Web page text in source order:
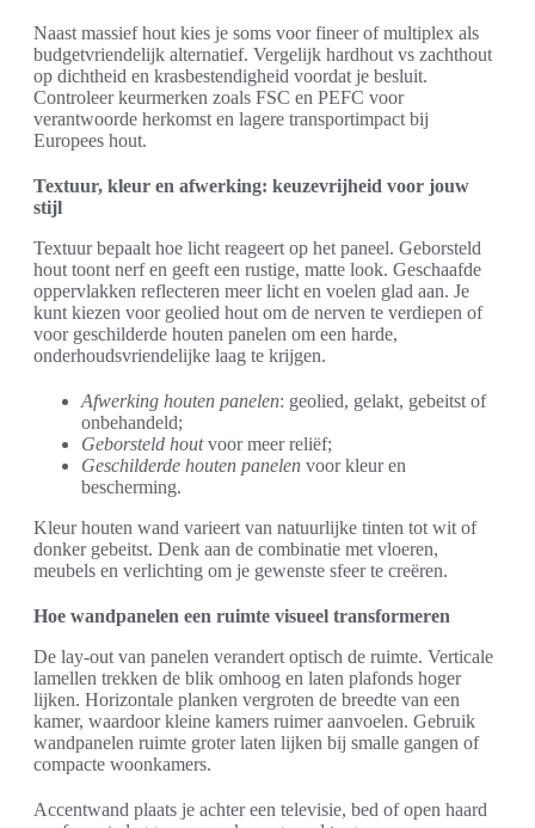
Naast massief hout kies je soms voor fineer of multiplex als
budgetvriendelijk alternatief. Vergelijk hardhout vs zachthout
op dichtheid en krasbestendigheid voordat je besluit.
Controleer keurmerken zoals FSC en PEFC voor
verantwoorde herkomst en lagere transportimpact bij
Europees hout.
Textuur, kleur en afwerking: keuzevrijheid voor jouw
stijl
Textuur bepaalt hoe licht reageert op het paneel. Geborsteld
hout toont nerf en geeft een rustige, matte look. Geschaafde
oppervlakken reflecteren meer licht en voelen glad aan. Je
kunt kiezen voor geolied hout om de nerven te verdiepen of
voor geschilderde houten panelen om een harde,
onderhoudsvriendelijke laag te krijgen.
Afwerking houten panelen: geolied, gelakt, gebeitst of
onbehandeld;
Geborsteld houtvoor meer reliëf;
Geschilderde houten panelen voor kleur en
bescherming.
Kleur houten wand varieert van natuurlijke tinten tot wit of
donker gebeitst. Denk aan de combinatie met vloeren,
meubels en verlichting om je gewenste sfeer te creëren.
Hoe wandpanelen een ruimte visueel transformeren
De lay-out van panelen verandert optisch de ruimte. Verticale
lamellen trekken de blik omhoog en laten plafonds hoger
lijken. Horizontale planken vergroten de breedte van een
kamer, waardoor kleine kamers ruimer aanvoelen. Gebruik
wandpanelen ruimte groter laten lijken bij smalle gangen of
compacte woonkamers.
Accentwand plaats je achter een televisie, bed of open haard